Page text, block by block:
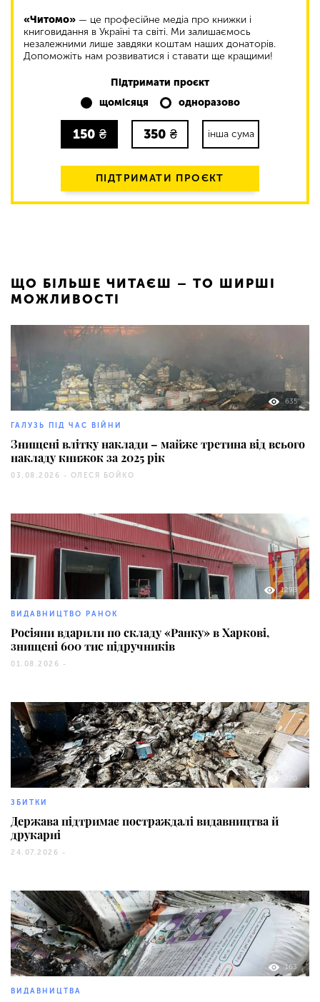
«Читомо» — це професійне медіа про книжки і
книговидання в Україні та світі. Ми залишаємось
незалежними лише завдяки коштам наших донаторів.
Допоможіть нам розвиватися і ставати ще кращими!
Підтримати проєкт
щомісяця
одноразово
150 ₴ 350 ₴ інша сума
ПІДТРИМАТИ ПРОЄКТ
ЩО БІЛЬШЕ ЧИТАЄШ – ТО ШИРШІ
МОЖЛИВОСТІ
635
ГАЛУЗЬ ПІД ЧАС ВІЙНИ
Знищені влітку наклади – майже третина від всього
накладу книжок за 2025 рік
03.08.2026 - ОЛЕСЯ БОЙКО
1298
ВИДАВНИЦТВО РАНОК
Росіяни вдарили по складу «Ранку» в Харкові,
знищені 600 тис підручників
01.08.2026 -
220
ЗБИТКИ
Держава підтримає постраждалі видавництва й
друкарні
24.07.2026 -
163
ВИДАВНИЦТВА